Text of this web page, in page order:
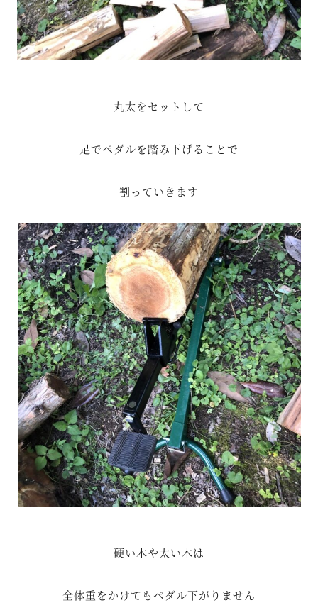
丸太をセットして
足でペダルを踏み下げることで
割っていきます
硬い木や太い木は
全体重をかけてもペダル下がりません